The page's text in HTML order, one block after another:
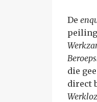
De
die
direct